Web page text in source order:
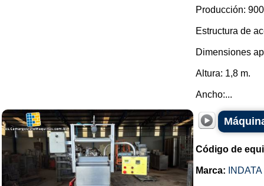
Producción:
Estructura de
Dimensiones
Altura: 1,8 m.
Ancho:...
Código de
Marca: INDATA